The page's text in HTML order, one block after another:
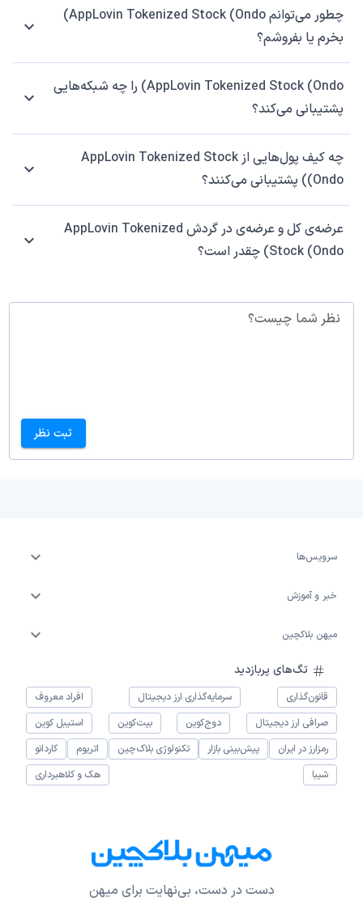
چطور می‌توانم AppLovin Tokenized Stock (Ondo)
بخرم یا بفروشم؟
AppLovin Tokenized Stock (Ondo) را چه شبکه‌هایی
پشتیبانی می‌کند؟
چه کیف پول‌هایی از AppLovin Tokenized Stock
(Ondo) پشتیبانی می‌کنند؟
عرضه‌ی کل و عرضه‌ی در گردش AppLovin Tokenized
Stock (Ondo) چقدر است؟
نظر شما چیست؟
ثبت نظر
سرویس‌ها
خبر و آموزش
میهن بلاکچین
تگ‌های پربازدید
قانون‌گذاری سرمایه‌گذاری ارز دیجیتال
افراد معروف
صرافی ارز دیجیتال
دوج‌کوین بیت‌کوین
استیبل کوین
رمزارز در ایران
پیش‌بینی بازار تکنولوژی بلاک‌چین اتریوم
کاردانو
شیبا
هک و کلاهبرداری
دست در دست، بی‌نهایت برای میهن